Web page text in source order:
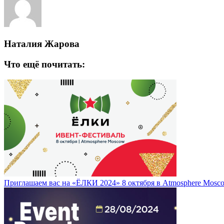
Наталия Жарова
Что ещё почитать:
Приглашаем вас на «ЁЛКИ 2024» 8 октября в Atmosphere